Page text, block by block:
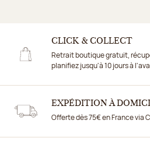
CLICK & COLLECT
Retrait boutique gratuit,
planifiez jusqu'à 10 jours à
EXPÉDITION À
Offerte dès 75€ en France via